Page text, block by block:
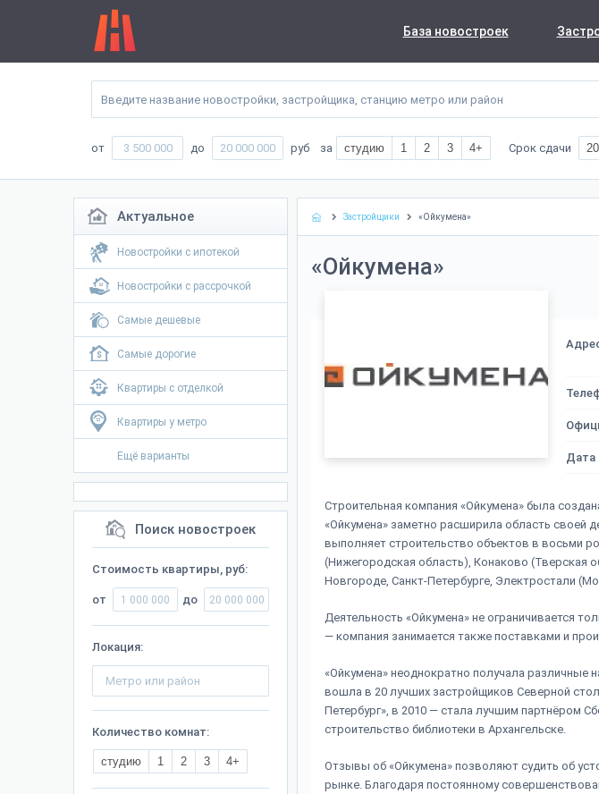
База новостроек
от до руб за студию 1 2 3 4+ Срок сдачи
Актуальное
Новостройки с ипотекой
Новостройки с рассрочкой
Самые дешевые
Самые дорогие
Квартиры с отделкой
Квартиры у метро
Ещё варианты
Поиск новостроек
Стоимость квартиры, руб:
от до
Локация:
Количество комнат:
студию 1 2 3 4+
Застройщики «Ойкумена»
«Ойкумена»
Дата
Строительная компания «Ойкумена» была
«Ойкумена» заметно расширила область своей
выполняет строительство объектов в восьми
(Нижегородская область), Конаково (Тверская
Новгороде, Санкт-Петербурге, Электростали
Деятельность «Ойкумена» не ограничивается
— компания занимается также поставками и
«Ойкумена» неоднократно получала различные
вошла в 20 лучших застройщиков Северной
Петербург», в 2010 — стала лучшим партнёром
строительство библиотеки в Архангельске.
Отзывы об «Ойкумена» позволяют судить об
рынке. Благодаря постоянному